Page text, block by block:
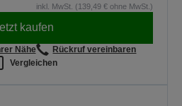
inkl. MwSt. (139,49 € ohne MwSt.)
kaufen
Nähe
Rückruf vereinbaren
Vergleichen